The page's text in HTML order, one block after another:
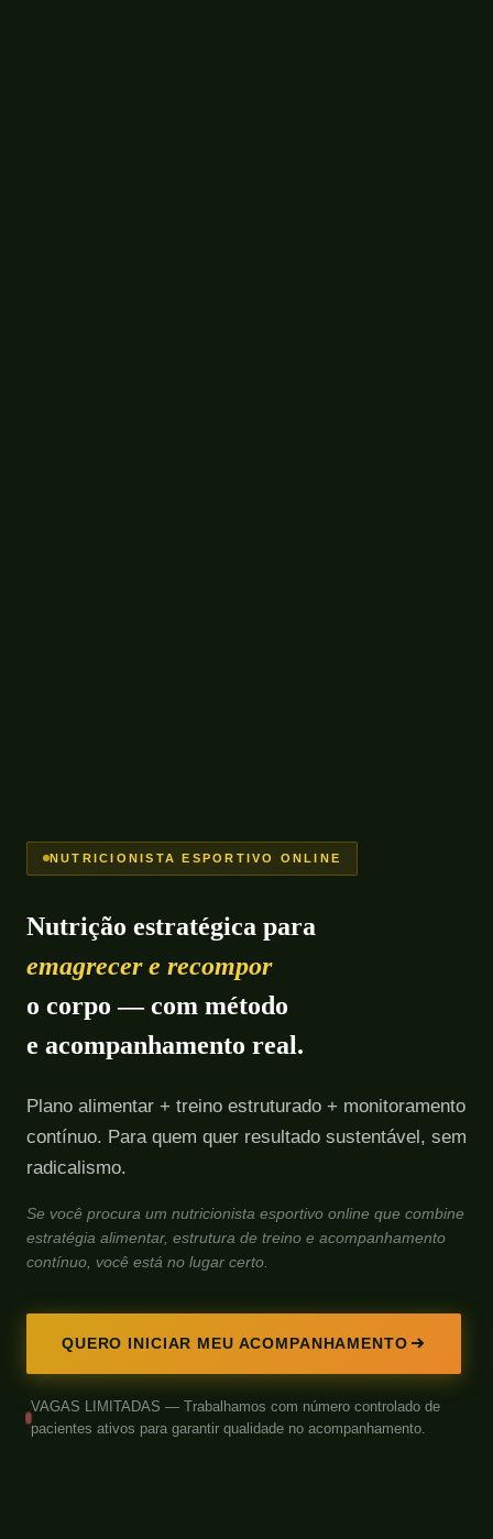
NUTRICIONISTA ESPORTIVO ONLINE
Nutrição estratégica para
emagrecer e recompor
o corpo — com método
e acompanhamento real.
Plano alimentar + treino estruturado + monitoramento
contínuo. Para quem quer resultado sustentável, sem
radicalismo.
Se você procura um nutricionista esportivo online que combine
estratégia alimentar, estrutura de treino e acompanhamento
contínuo, você está no lugar certo.
QUERO INICIAR MEU ACOMPANHAMENTO
VAGAS LIMITADAS — Trabalhamos com número controlado de
pacientes ativos para garantir qualidade no acompanhamento.